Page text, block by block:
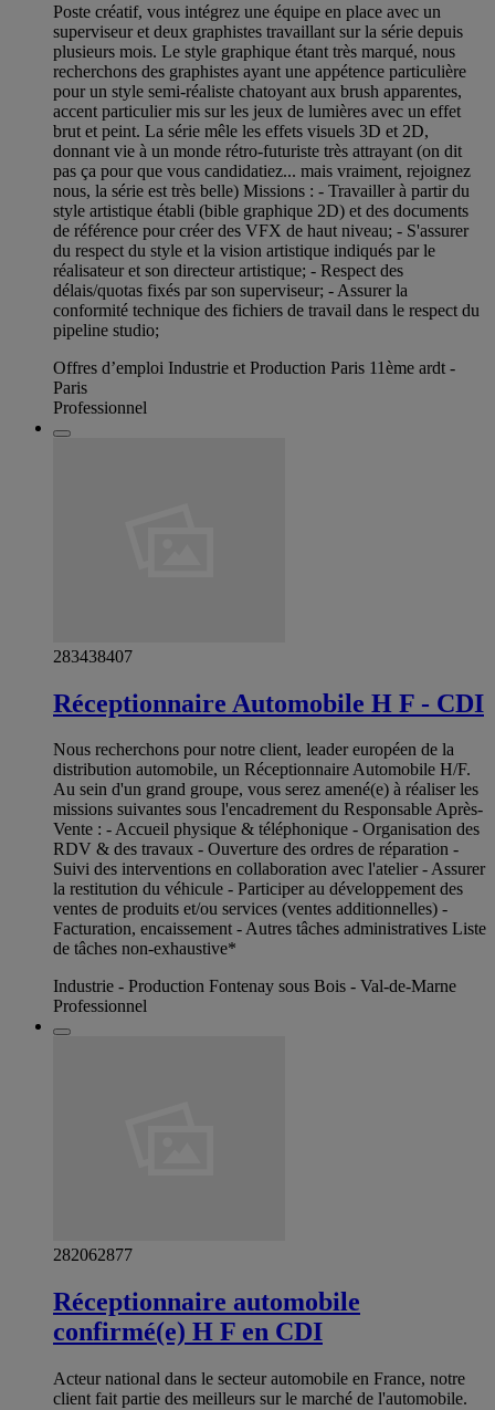
Poste créatif, vous intégrez une équipe en place avec un
superviseur et deux graphistes travaillant sur la série depuis
plusieurs mois. Le style graphique étant très marqué, nous
recherchons des graphistes ayant une appétence particulière
pour un style semi-réaliste chatoyant aux brush apparentes,
accent particulier mis sur les jeux de lumières avec un effet
brut et peint. La série mêle les effets visuels 3D et 2D,
donnant vie à un monde rétro-futuriste très attrayant (on dit
pas ça pour que vous candidatiez... mais vraiment, rejoignez
nous, la série est très belle) Missions : - Travailler à partir du
style artistique établi (bible graphique 2D) et des documents
de référence pour créer des VFX de haut niveau; - S'assurer
du respect du style et la vision artistique indiqués par le
réalisateur et son directeur artistique; - Respect des
délais/quotas fixés par son superviseur; - Assurer la
conformité technique des fichiers de travail dans le respect du
pipeline studio;
Offres d’emploi Industrie et Production Paris 11ème ardt -
Paris
Professionnel
283438407
Réceptionnaire Automobile H F - CDI
Nous recherchons pour notre client, leader européen de la
distribution automobile, un Réceptionnaire Automobile H/F.
Au sein d'un grand groupe, vous serez amené(e) à réaliser les
missions suivantes sous l'encadrement du Responsable Après-
Vente : - Accueil physique & téléphonique - Organisation des
RDV & des travaux - Ouverture des ordres de réparation -
Suivi des interventions en collaboration avec l'atelier - Assurer
la restitution du véhicule - Participer au développement des
ventes de produits et/ou services (ventes additionnelles) -
Facturation, encaissement - Autres tâches administratives Liste
de tâches non-exhaustive*
Industrie - Production Fontenay sous Bois - Val-de-Marne
Professionnel
282062877
Réceptionnaire automobile
confirmé(e) H F en CDI
Acteur national dans le secteur automobile en France, notre
client fait partie des meilleurs sur le marché de l'automobile.